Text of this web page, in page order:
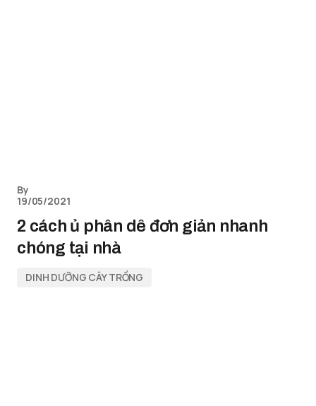
By
19/05/2021
2 cách ủ phân dê đơn giản nhanh
chóng tại nhà
DINH DƯỠNG CÂY TRỒNG